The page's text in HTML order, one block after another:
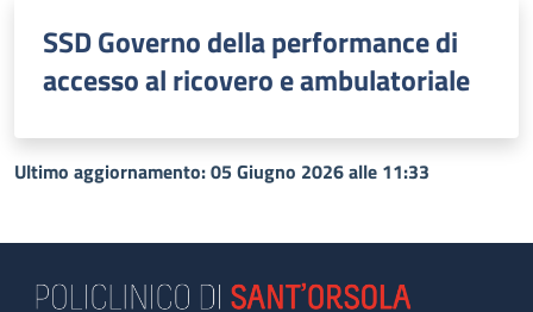
SSD Governo della performance di
accesso al ricovero e ambulatoriale
Ultimo aggiornamento: 05 Giugno 2026 alle 11:33